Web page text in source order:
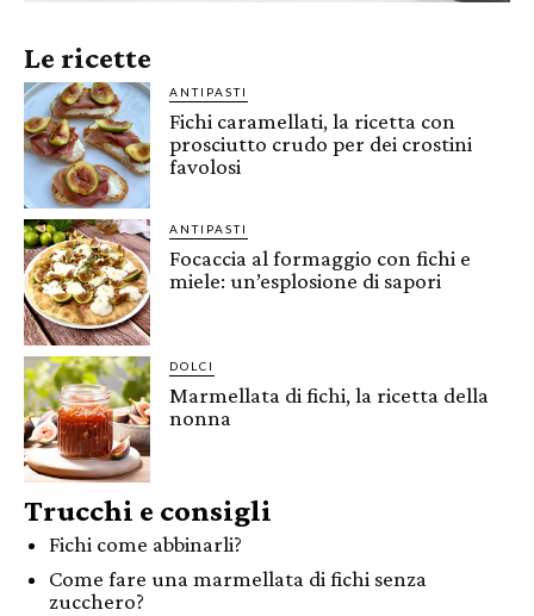
Le ricette
ANTIPASTI
Fichi caramellati, la ricetta con
prosciutto crudo per dei crostini
favolosi
ANTIPASTI
Focaccia al formaggio con fichi e
miele: un’esplosione di sapori
DOLCI
Marmellata di fichi, la ricetta della
nonna
Trucchi e consigli
Fichi come abbinarli?
Come fare una marmellata di fichi senza
zucchero?